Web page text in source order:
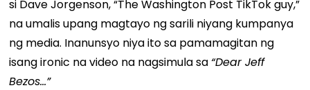
si Dave Jorgenson, “The Washington Post TikTok guy,”
na umalis upang magtayo ng sarili niyang kumpanya
ng media. Inanunsyo niya ito sa pamamagitan ng
isang ironic na video na nagsimula sa “Dear Jeff
Bezos…”